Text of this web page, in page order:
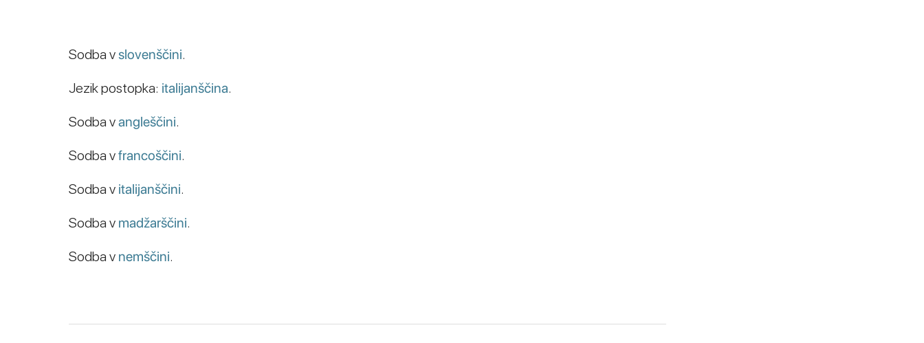
Sodba vslovenščini.
Jezik postopka: italijanščina.
Sodba vangleščini.
Sodba vfrancoščini.
Sodba v italijanščini.
Sodba v madžarščini.
Sodba v nemščini.